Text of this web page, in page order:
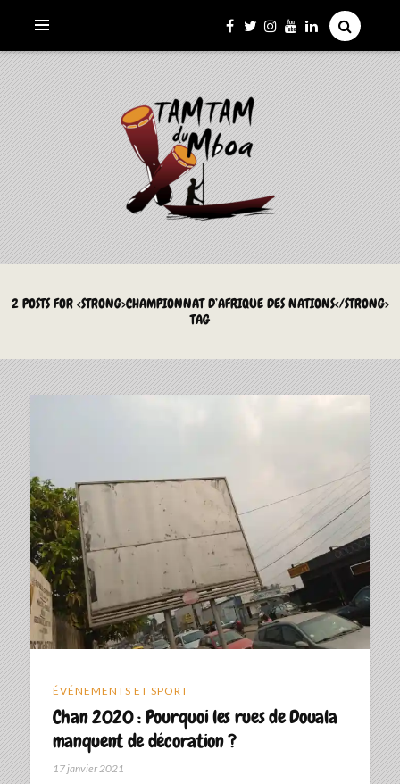
LE TAMTAM DU MBOA
La Culture du Mboa Dévoilée !
2 POSTS FOR <STRONG>CHAMPIONNAT D’AFRIQUE DES NATIONS</STRONG>
TAG
ÉVÉNEMENTS ET SPORT
Chan 2020 : Pourquoi les rues de Douala
manquent de décoration ?
17 janvier 2021